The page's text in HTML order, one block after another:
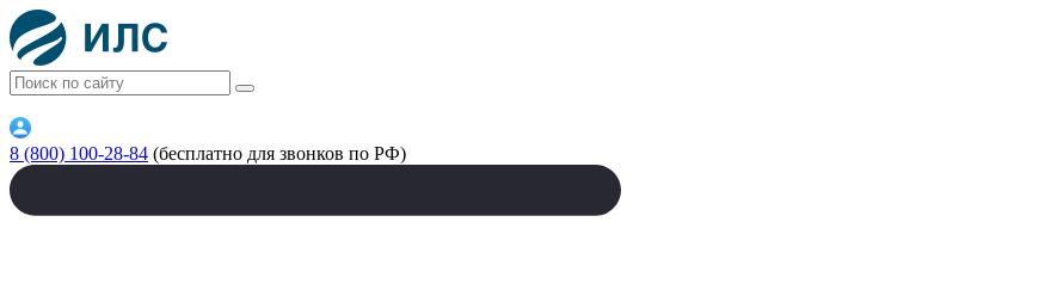
8 (800) 100-28-84 (бесплатно для звонков по РФ)